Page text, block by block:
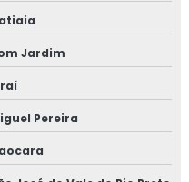
Jardim
Pereira